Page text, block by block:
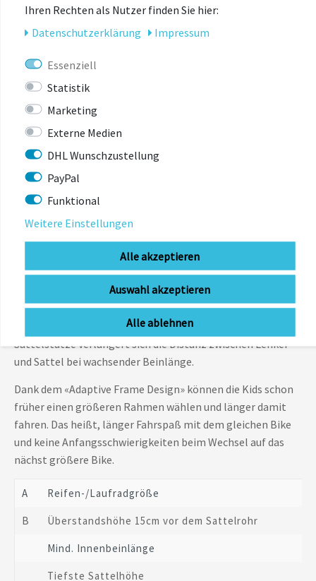
NALOO Rahmen wachsen mit!
Dank des sehr tiefen Einstieges und der tiefen Sattelhöhe
kann das Kind ein NALOO Bike sehr früh fahren. Und dank
der beim Ausziehen weit nach hinten wandernden
Sattelstütze verlängert sich die Distanz zwischen Lenker
und Sattel bei wachsender Beinlänge.
Dank dem «Adaptive Frame Design» können die Kids schon
früher einen größeren Rahmen wählen und länger damit
fahren. Das heißt, länger Fahrspaß mit dem gleichen Bike
und keine Anfangsschwierigkeiten beim Wechsel auf das
nächst größere Bike.
A Reifen-/Laufradgröße
B Überstandshöhe 15cm vor dem Sattelrohr
Mind. Innenbeinlänge
Tiefste Sattelhöhe
Ihren Rechten als Nutzer finden Sie hier:
Daten­schutz­erklärung
Impressum
Essenziell
Statistik
Marketing
Externe Medien
DHL Wunschzustellung
PayPal
Funktional
Weitere Einstellungen
Alle akzeptieren
Auswahl akzeptieren
Alle ablehnen